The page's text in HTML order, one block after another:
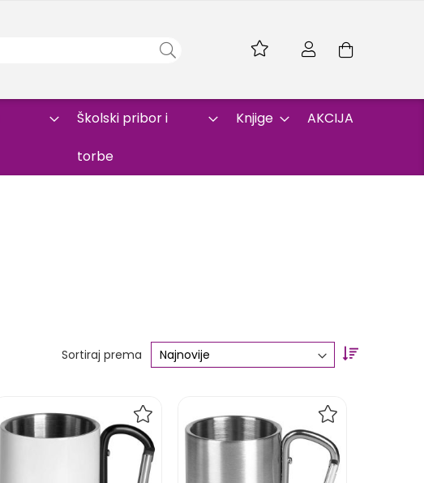
Skip
Školski pribor i
torbe
Knjige AKCIJA
Sortiraj prema
Set
DODAJ
NA
DODAJ
NA